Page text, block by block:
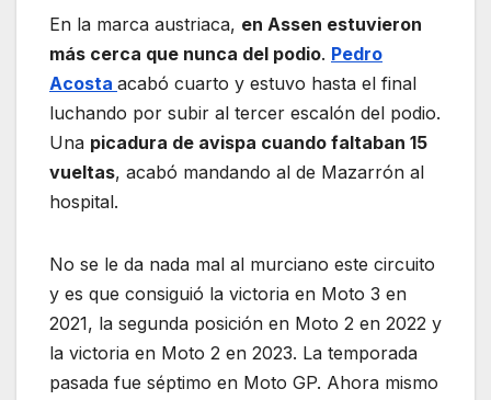
En la marca austriaca, en Assen estuvieron
más cerca que nunca del podio. Pedro
Acosta acabó cuarto y estuvo hasta el final
luchando por subir al tercer escalón del podio.
Una picadura de avispa cuando faltaban 15
vueltas, acabó mandando al de Mazarrón al
hospital.
No se le da nada mal al murciano este circuito
y es que consiguió la victoria en Moto 3 en
2021, la segunda posición en Moto 2 en 2022 y
la victoria en Moto 2 en 2023. La temporada
pasada fue séptimo en Moto GP. Ahora mismo